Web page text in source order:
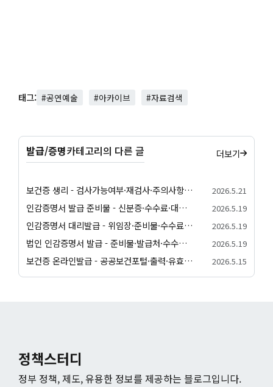
태그: #공연예술 #아카이브 #자료검색
발급/증명카테고리의 다른 글 더보기
보건증 생리 - 검사가능여부·재검사·주의사항 안내 2026.5.21
인감증명서 발급 준비물 - 신분증·수수료·대리발급 안내 2026.5.19
인감증명서 대리발급 - 위임장·준비물·수수료 안내 2026.5.19
법인 인감증명서 발급 - 준비물·발급처·수수료 안내 2026.5.19
보건증 온라인발급 - 공공보건포털·출력·유효기간 안내 2026.5.15
정책스터디
정부 정책, 제도, 유용한 정보를 제공하는 블로그입니다.